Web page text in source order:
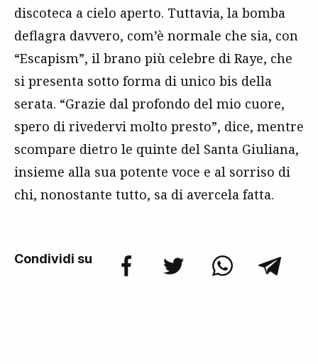
discoteca a cielo aperto. Tuttavia, la bomba
deflagra davvero, com’è normale che sia, con
“Escapism”, il brano più celebre di Raye, che
si presenta sotto forma di unico bis della
serata. “Grazie dal profondo del mio cuore,
spero di rivedervi molto presto”, dice, mentre
scompare dietro le quinte del Santa Giuliana,
insieme alla sua potente voce e al sorriso di
chi, nonostante tutto, sa di avercela fatta.
Condividi su